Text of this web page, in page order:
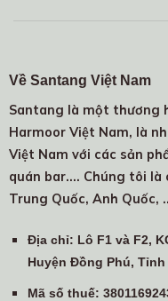
Về Santang Việt Nam
Santang là một thương
Harmoor Việt Nam, là
Việt Nam với các sản
quán bar.... Chúng tôi
Trung Quốc, Anh Quốc,
Địa chỉ: Lô F1 và F2,
Huyện Đồng Phú,
Mã số thuế: